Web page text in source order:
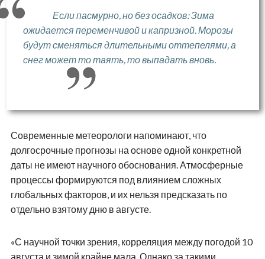
Если пасмурно, но без осадков: Зима
ожидается переменчивой и капризной. Морозы
будут сменяться длительными оттепелями, а
снег может то таять, то выпадать вновь.
Современные метеорологи напоминают, что
долгосрочные прогнозы на основе одной конкретной
даты не имеют научного обоснования. Атмосферные
процессы формируются под влиянием сложных
глобальных факторов, и их нельзя предсказать по
отдельно взятому дню в августе.
«С научной точки зрения, корреляция между погодой 10
августа и зимой крайне мала. Однако за такими